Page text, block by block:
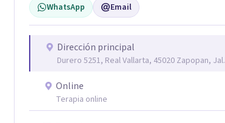
WhatsApp Email
Dirección principal
Durero 5251, Real Vallarta, 45020 Zapopan, Jal.
Online
Terapia online